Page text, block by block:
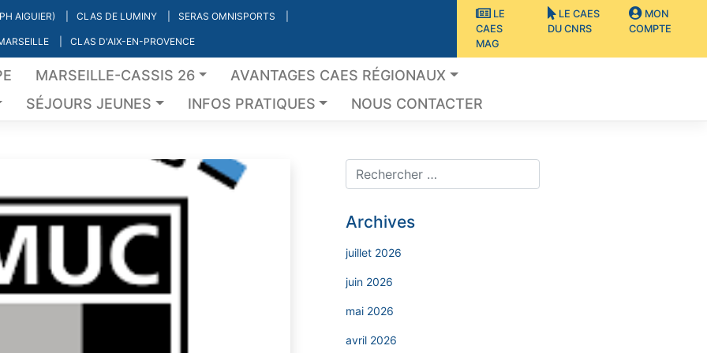
AIGUIER) CLAS DE LUMINY SERAS OMNISPORTS
CLAS D'AIX-EN-PROVENCE
LE
CAES
MAG
LE CAES
DU CNRS
MON
COMPTE
MARSEILLE-CASSIS 26
AVANTAGES CAES RÉGIONAUX
SÉJOURS JEUNES INFOS PRATIQUES NOUS CONTACTER
Archives
juillet 2026
juin 2026
mai 2026
avril 2026